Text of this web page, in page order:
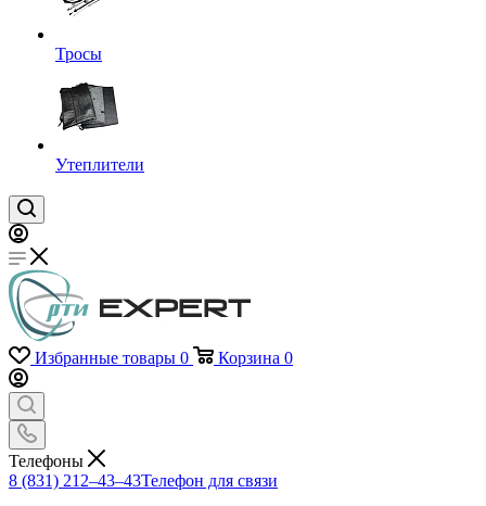
Тросы
Утеплители
Избранные товары 0 Корзина 0
Телефоны
8 (831) 212–43–43Телефон для связи